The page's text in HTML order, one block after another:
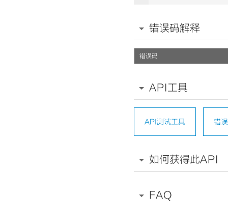
错误码解释
错误码
API工具
API测试工具 错
如何获得此API
FAQ